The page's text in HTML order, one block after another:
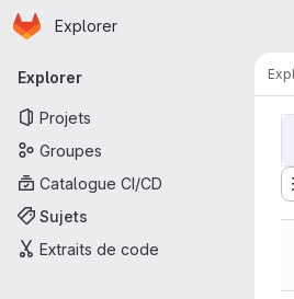
Passer au contenu principal
Page d'accueil
Explorer
Navigation principale
Explorer
Projets
Groupes
Catalogue CI/CD
Sujets
Extraits de code